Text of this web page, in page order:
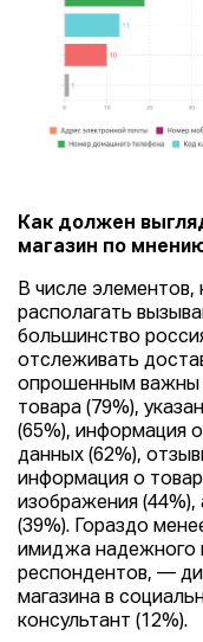
Как должен
магазин по
В числе
располагать
большинство
отслеживать
опрошенным важны
товара (79%),
(65%), информация
данных (62%),
информация о
изображения (44%),
(39%). Гораздо
имиджа надежного
респондентов, —
магазина в
консультант (12%).